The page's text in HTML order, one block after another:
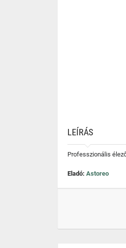
LEÍRÁS
Professzionális
Eladó: Astoreo